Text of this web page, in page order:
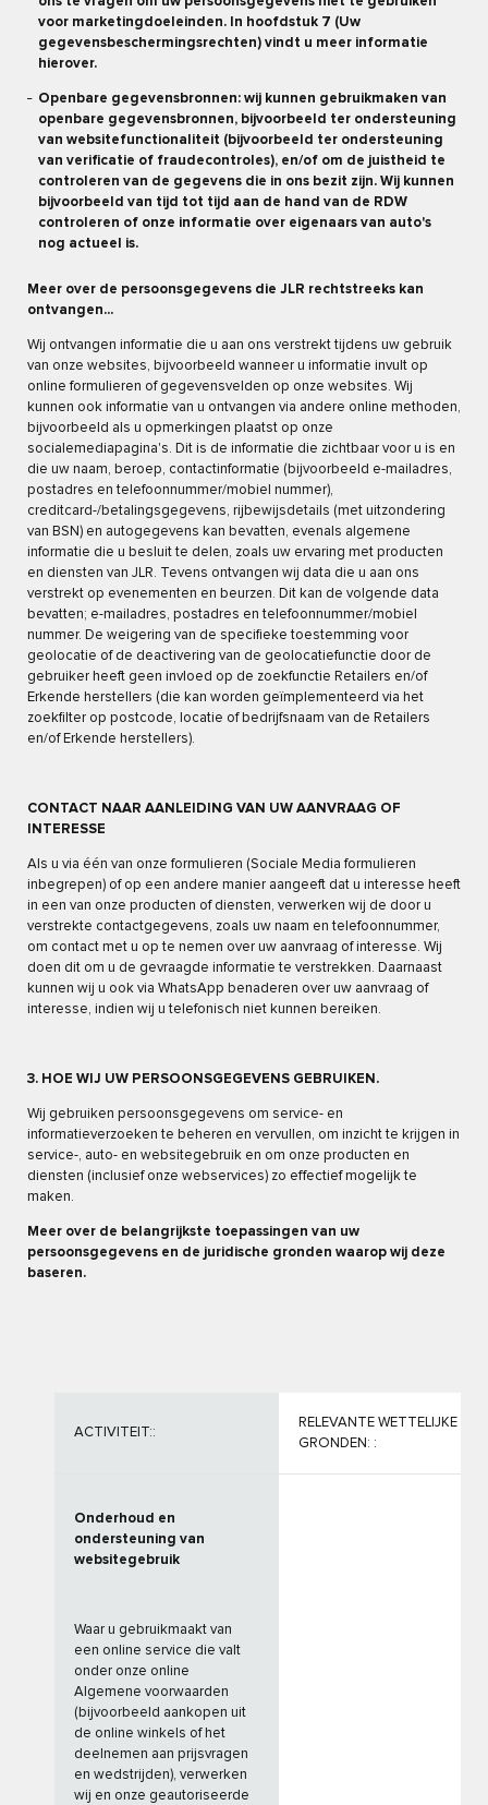
voor marketingdoeleinden. In hoofdstuk 7 (Uw
gegevensbeschermingsrechten) vindt u meer informatie
hierover.
Openbare gegevensbronnen: wij kunnen gebruikmaken van
openbare gegevensbronnen, bijvoorbeeld ter ondersteuning
van websitefunctionaliteit (bijvoorbeeld ter ondersteuning
van verificatie of fraudecontroles), en/of om de juistheid te
controleren van de gegevens die in ons bezit zijn. Wij kunnen
bijvoorbeeld van tijd tot tijd aan de hand van de RDW
controleren of onze informatie over eigenaars van auto's
nog actueel is.
Meer over de persoonsgegevens die JLR rechtstreeks kan
ontvangen...
Wij ontvangen informatie die u aan ons verstrekt tijdens uw gebruik
van onze websites, bijvoorbeeld wanneer u informatie invult op
online formulieren of gegevensvelden op onze websites. Wij
kunnen ook informatie van u ontvangen via andere online methoden,
bijvoorbeeld als u opmerkingen plaatst op onze
socialemediapagina's. Dit is de informatie die zichtbaar voor u is en
die uw naam, beroep, contactinformatie (bijvoorbeeld e-mailadres,
postadres en telefoonnummer/mobiel nummer),
creditcard-/betalingsgegevens, rijbewijsdetails (met uitzondering
van BSN) en autogegevens kan bevatten, evenals algemene
informatie die u besluit te delen, zoals uw ervaring met producten
en diensten van JLR. Tevens ontvangen wij data die u aan ons
verstrekt op evenementen en beurzen. Dit kan de volgende data
bevatten; e-mailadres, postadres en telefoonnummer/mobiel
nummer. De weigering van de specifieke toestemming voor
geolocatie of de deactivering van de geolocatiefunctie door de
gebruiker heeft geen invloed op de zoekfunctie Retailers en/of
Erkende herstellers (die kan worden geïmplementeerd via het
zoekfilter op postcode, locatie of bedrijfsnaam van de Retailers
en/of Erkende herstellers).
CONTACT NAAR AANLEIDING VAN UW AANVRAAG OF
INTERESSE
Als u via één van onze formulieren (Sociale Media formulieren
inbegrepen) of op een andere manier aangeeft dat u interesse heeft
in een van onze producten of diensten, verwerken wij de door u
verstrekte contactgegevens, zoals uw naam en telefoonnummer,
om contact met u op te nemen over uw aanvraag of interesse. Wij
doen dit om u de gevraagde informatie te verstrekken. Daarnaast
kunnen wij u ook via WhatsApp benaderen over uw aanvraag of
interesse, indien wij u telefonisch niet kunnen bereiken.
3. HOE WIJ UW PERSOONSGEGEVENS GEBRUIKEN.
Wij gebruiken persoonsgegevens om service- en
informatieverzoeken te beheren en vervullen, om inzicht te krijgen in
service-, auto- en websitegebruik en om onze producten en
diensten (inclusief onze webservices) zo effectief mogelijk te
maken.
Meer over de belangrijkste toepassingen van uw
persoonsgegevens en de juridische gronden waarop wij deze
baseren.
ACTIVITEIT::
RELEVANTE WETTELIJKE
GRONDEN: :
Onderhoud en
ondersteuning van
websitegebruik
Waar u gebruikmaakt van
een online service die valt
onder onze online
Algemene voorwaarden
(bijvoorbeeld aankopen uit
de online winkels of het
deelnemen aan prijsvragen
en wedstrijden), verwerken
wij en onze geautoriseerde